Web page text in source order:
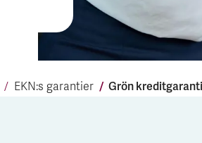
EKN:s garantier Grön